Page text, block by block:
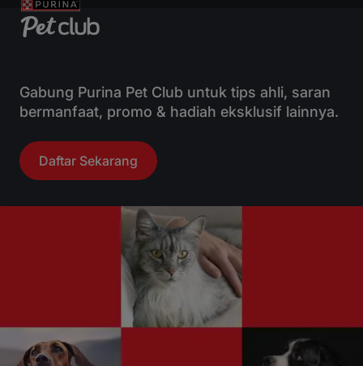
Gabung Purina Pet Club untuk tips ahli, saran
bermanfaat, promo & hadiah eksklusif lainnya.
Daftar Sekarang